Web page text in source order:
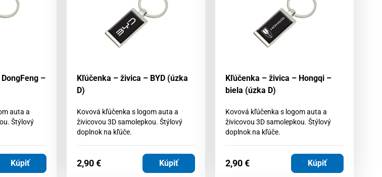
–
auta a
Štýlový
Kúpiť
Kľúčenka – živica – BYD (úzka
D)
Kovová kľúčenka s logom auta a
živicovou 3D samolepkou. Štýlový
doplnok na kľúče.
2,90€ Kúpiť
Kľúčenka – živica – Hongqi –
biela (úzka D)
Kovová kľúčenka s logom auta a
živicovou 3D samolepkou. Štýlový
doplnok na kľúče.
2,90€ Kúpiť